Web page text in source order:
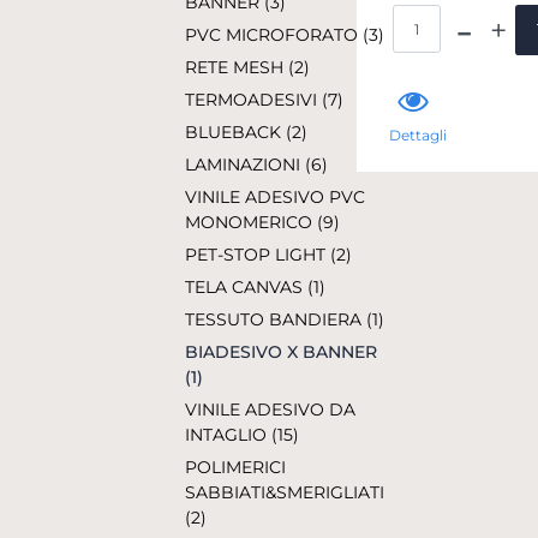
PVC MICROFORATO (3)
RETE MESH (2)
TERMOADESIVI (7)
BLUEBACK (2)
LAMINAZIONI (6)
VINILE ADESIVO PVC
MONOMERICO (9)
PET-STOP LIGHT (2)
TELA CANVAS (1)
TESSUTO BANDIERA (1)
BIADESIVO X BANNER
(1)
VINILE ADESIVO DA
INTAGLIO (15)
POLIMERICI
SABBIATI&SMERIGLIATI
(2)
Dettagli